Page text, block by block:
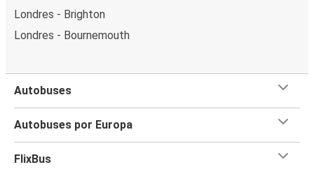
Londres - Brighton
Londres - Bournemouth
Autobuses
Autobuses por Europa
FlixBus